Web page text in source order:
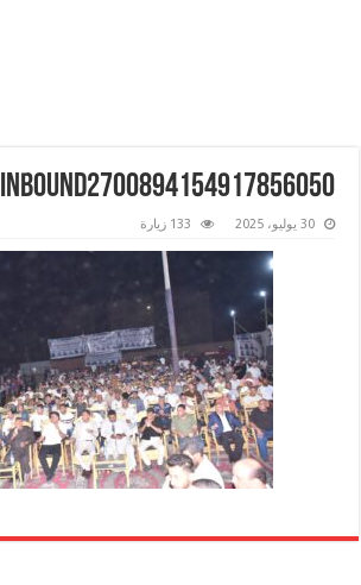
inbound2700894154917856050
30 يوليو، 2025 133 زيارة